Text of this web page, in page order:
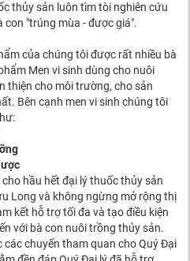
thủy sản luôn tìm tòi nghiên cứu
con "trúng mùa - được giá".
của chúng tôi được rất nhiều bà
Men vi sinh dùng cho nuôi
thiện cho môi trường, cho sản
Bên cạnh men vi sinh chúng tôi
hầu hết đại lý thuốc thủy sản
Long và không ngừng mở rộng thị
kết hỗ trợ tối đa và tạo điều kiện
với bà con nuôi trồng thủy sản.
chuyến tham quan cho Quý Đại